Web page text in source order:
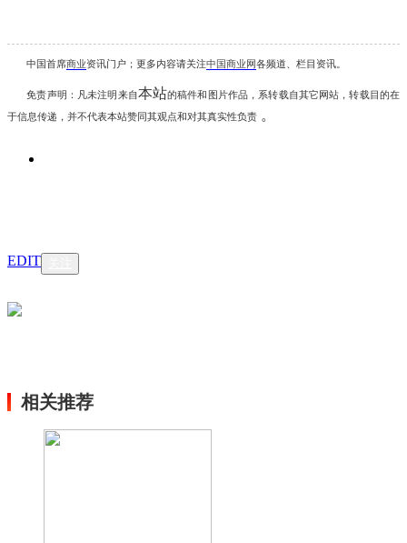
中国首席商业资讯门户；更多内容请关注中国商业网各频道、栏目资讯
免责声明：凡未注明 来自本站的稿件和图片作品，系转载自其它网站，转载目的在
于信息传递，并不代表本站赞同其观点和对其真实性负责 。
EDIT
相关推荐